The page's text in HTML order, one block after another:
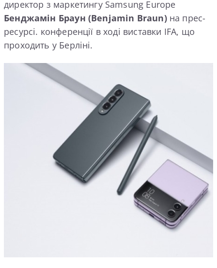
директор з маркетингу Samsung Europe
Бенджамін Браун (Benjamin Braun)на прес-
ресурсі. конференції в ході виставки IFA, що
проходить у Берліні.